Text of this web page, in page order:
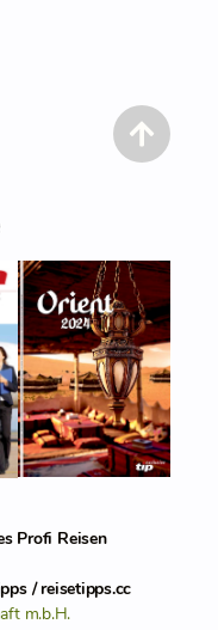
Profi Reisen
/ reisetipps.cc
m.b.H.